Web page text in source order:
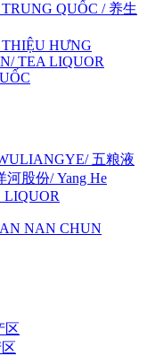
QUỐC / 养生
HƯNG
TEA LIQUOR
五粮液
股份/ Yang He
NAN CHUN
区